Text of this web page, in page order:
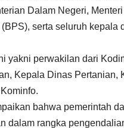
Dalam Negeri,
serta seluruh kepala
yakni perwakilan dari
Kepala Dinas Pertanian,
bahwa pemerintah
dalam rangka